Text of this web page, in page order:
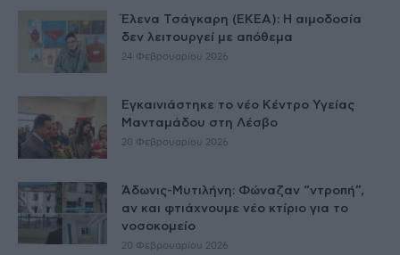
Έλενα Τσάγκαρη (ΕΚΕΑ): Η αιμοδοσία
δεν λειτουργεί με απόθεμα
24 Φεβρουαρίου 2026
Εγκαινιάστηκε το νέο Κέντρο Υγείας
Μανταμάδου στη Λέσβο
20 Φεβρουαρίου 2026
Άδωνις-Μυτιλήνη: Φώναζαν “ντροπή”,
αν και φτιάχνουμε νέο κτίριο για το
νοσοκομείο
20 Φεβρουαρίου 2026